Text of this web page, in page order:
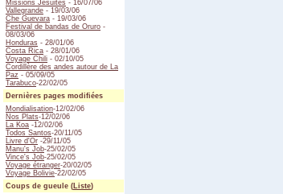
Missions Jésuites - 16/07/06
Vallegrande - 19/03/06
Che Guevara - 19/03/06
Festival de bandas de Oruro -
08/03/06
Honduras - 28/01/06
Costa Rica - 28/01/06
Voyage Chili - 02/10/05
Cordillère des andes autour de La
Paz - 05/09/05
Tarabuco-22/02/05
Dernières pages modifiées
Mondialisation-12/02/06
Nos Plats-12/02/06
La Koa -12/02/06
Todos Santos-20/11/05
Livre d'Or -29/11/05
Manu's Job-25/02/05
Vince's Job-25/02/05
Voyage étranger-20/02/05
Voyage Bolivie-22/02/05
Coups de gueule ( Liste)